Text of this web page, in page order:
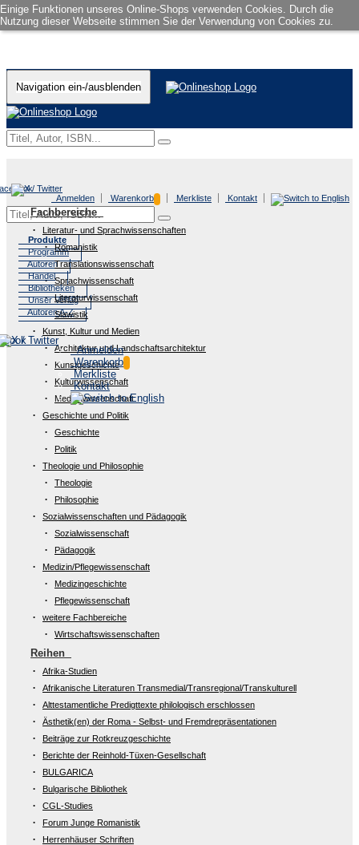
Einige Funktionen unseres Online-Shops verwenden Cookies. Durch die
Nutzung dieser Webseite stimmen Sie der Verwendung von Cookies zu.
Navigation ein-/ausblenden
Anmelden Warenkorb Merkliste Kontakt
Produkte
Programm
Autoren
Handel
Bibliotheken
Unser Verlag
Autoren A-Z
Anmelden
Warenkorb
Merkliste
Kontakt
Fachbereiche
Literatur- und Sprachwissenschaften
Romanistik
Translationswissenschaft
Sprachwissenschaft
Literaturwissenschaft
Slawistik
Kunst, Kultur und Medien
Architektur und Landschaftsarchitektur
Kunstgeschichte
Kulturwissenschaft
Medienwissenschaft
Geschichte und Politik
Geschichte
Politik
Theologie und Philosophie
Theologie
Philosophie
Sozialwissenschaften und Pädagogik
Sozialwissenschaft
Pädagogik
Medizin/Pflegewissenschaft
Medizingeschichte
Pflegewissenschaft
weitere Fachbereiche
Wirtschaftswissenschaften
Reihen
Afrika-Studien
Afrikanische Literaturen Transmedial/Transregional/Transkulturell
Alttestamentliche Predigttexte philologisch erschlossen
Ästhetik(en) der Roma - Selbst- und Fremdrepräsentationen
Beiträge zur Rotkreuzgeschichte
Berichte der Reinhold-Tüxen-Gesellschaft
BULGARICA
Bulgarische Bibliothek
CGL-Studies
Forum Junge Romanistik
Herrenhäuser Schriften